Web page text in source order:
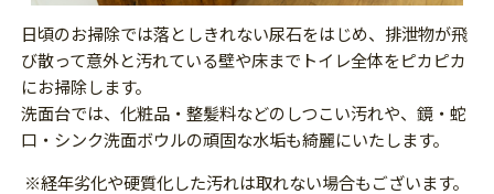
日頃のお掃除では落としきれない尿石をはじめ、排泄物が飛
び散って意外と汚れている壁や床までトイレ全体をピカピカ
にお掃除します。
洗面台では、化粧品・整髪料などのしつこい汚れや、鏡・蛇
口・シンク洗面ボウルの頑固な水垢も綺麗にいたします。
※経年劣化や硬質化した汚れは取れない場合もございます。